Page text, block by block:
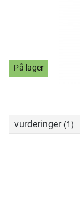
På lager
vurderinger (1)